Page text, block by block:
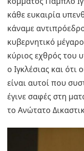
κάθε ευκαιρία
κάναμε
κυβερνητικό
κύριος εχθρός του
ο Ιγκλέσιας και
είναι αυτοί που
έγινε σαφές στη
το Ανώτατο